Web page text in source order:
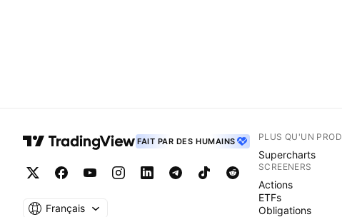
FAIT PAR DES HUMAINS
Français
PLUS QU'UN
Supercharts
SCREENERS
Actions
ETFs
Obligations